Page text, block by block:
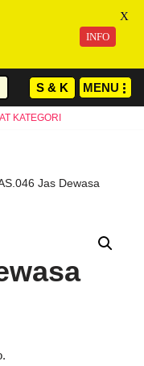
S & K MENU
KATEGORI
Jas Dewasa
INFO
X